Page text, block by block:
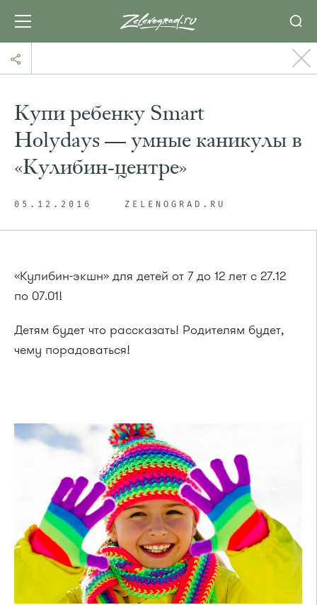
Купи ребенку Smart
Holydays — умные каникулы в
«Кулибин-центре»
05.12.2016 ZELENOGRAD.RU
«Кулибин-экшн» для детей от 7 до 12 лет с 27.12
по 07.01!
Детям будет что рассказать! Родителям будет,
чему порадоваться!